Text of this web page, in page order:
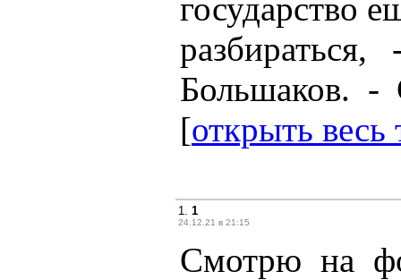
государство
Большаков. -
[открыть весь
1. 1
24.12.21 в 21:15
Смотрю на